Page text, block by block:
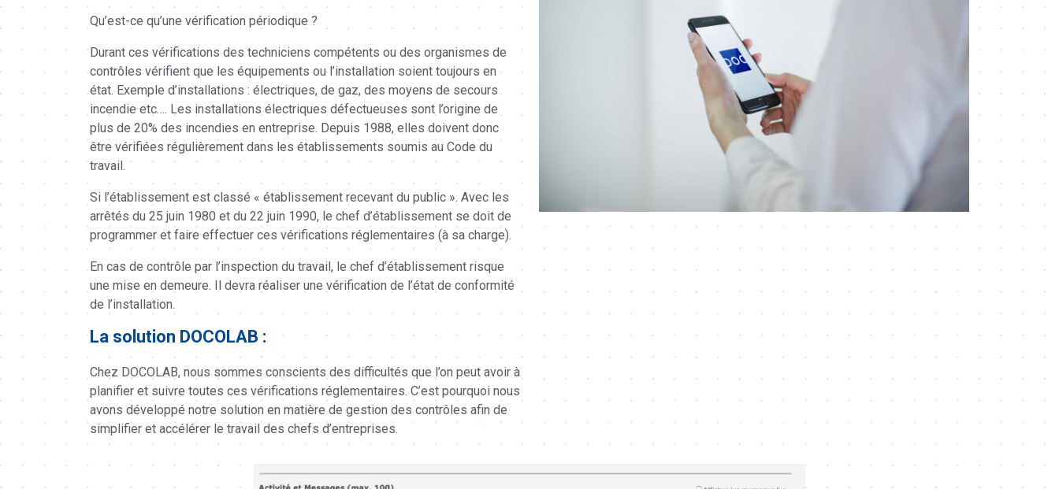
Qu’est-ce qu’une vérification périodique ?
Durant ces vérifications des techniciens compétents ou des organismes de
contrôles vérifient que les équipements ou l’installation soient toujours en
état. Exemple d’installations : électriques, de gaz, des moyens de secours
incendie etc…. Les installations électriques défectueuses sont l’origine de
plus de 20% des incendies en entreprise. Depuis 1988, elles doivent donc
être vérifiées régulièrement dans les établissements soumis au Code du
travail.
Si l’établissement est classé « établissement recevant du public ». Avec les
arrêtés du 25 juin 1980 et du 22 juin 1990, le chef d’établissement se doit de
programmer et faire effectuer ces vérifications réglementaires (à sa charge).
En cas de contrôle par l’inspection du travail, le chef d’établissement risque
une mise en demeure. Il devra réaliser une vérification de l’état de conformité
de l’installation.
La solution DOCOLAB :
Chez DOCOLAB, nous sommes conscients des difficultés que l’on peut avoir à
planifier et suivre toutes ces vérifications réglementaires. C’est pourquoi nous
avons développé notre solution en matière de gestion des contrôles afin de
simplifier et accélérer le travail des chefs d’entreprises.